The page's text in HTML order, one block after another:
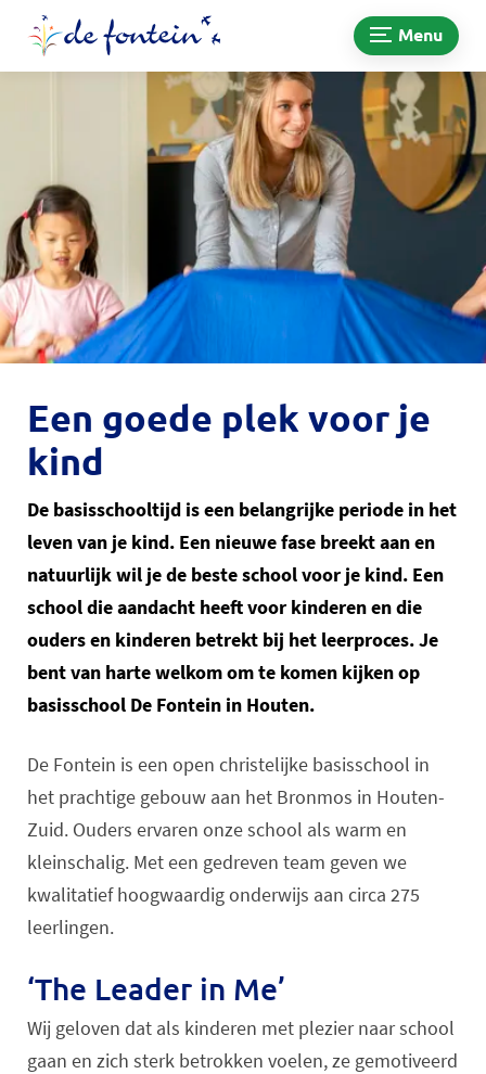
Menu
Een goede plek voor je
kind
De basisschooltijd is een belangrijke periode in het
leven van je kind. Een nieuwe fase breekt aan en
natuurlijk wil je de beste school voor je kind. Een
school die aandacht heeft voor kinderen en die
ouders en kinderen betrekt bij het leerproces. Je
bent van harte welkom om te komen kijken op
basisschool De Fontein in Houten.
De Fontein is een open christelijke basisschool in
het prachtige gebouw aan het Bronmos in Houten-
Zuid. Ouders ervaren onze school als warm en
kleinschalig. Met een gedreven team geven we
kwalitatief hoogwaardig onderwijs aan circa 275
leerlingen.
‘The Leader in Me’
Wij geloven dat als kinderen met plezier naar school
gaan en zich sterk betrokken voelen, ze gemotiveerd